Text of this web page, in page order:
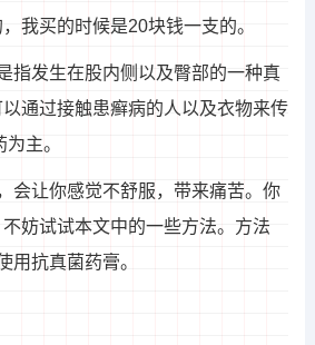
我买的时候是20块钱一支的。
指发生在股内侧以及臀部的一种真
通过接触患癣病的人以及衣物来传
主。
会让你感觉不舒服，带来痛苦。你
妨试试本文中的一些方法。方法
用抗真菌药膏。